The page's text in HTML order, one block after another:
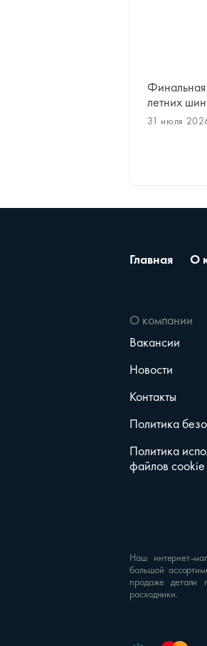
летних шин
31 июля
Главная О
О компании
Вакансии
Новости
Контакты
Политика
Политика
файлов cookie
Наш интернет-
большой
продаже детали
расходники.